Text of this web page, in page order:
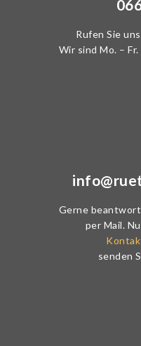
Rufen Sie
Wir sind Mo. –
Gerne
per Mail.
senden